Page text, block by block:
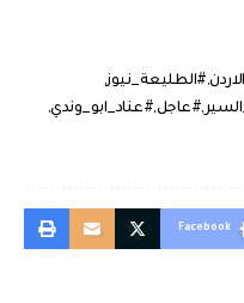
#الطليعة_نيوز
#عاجل#عناد_ابو_وندي
Facebook